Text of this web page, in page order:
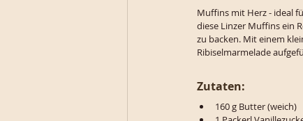
Muffins mit Herz - ideal
diese Linzer Muffins ein
zu backen. Mit einem
Ribiselmarmelade
Zutaten:
160 g Butter (weich)